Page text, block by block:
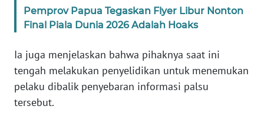
Pemprov Papua Tegaskan Flyer Libur Nonton
Final Piala Dunia 2026 Adalah Hoaks
Ia juga menjelaskan bahwa pihaknya saat ini
tengah melakukan penyelidikan untuk menemukan
pelaku dibalik penyebaran informasi palsu
tersebut.
WN
WN
SULTENG